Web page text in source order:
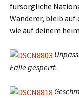
fürsorgliche
Wanderer, bleib
wie auf deinem
Fälle gesperrt.